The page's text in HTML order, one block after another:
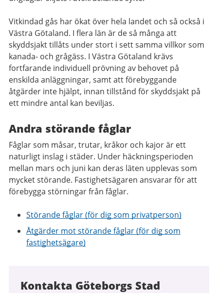
Vitkindad gås har ökat över hela landet och så också i
Västra Götaland. I flera län är de så många att
skyddsjakt tillåts under stort i sett samma villkor som
kanada- och grågäss. I Västra Götaland krävs
fortfarande individuell prövning av behovet på
enskilda anläggningar, samt att förebyggande
åtgärder inte hjälpt, innan tillstånd för skyddsjakt på
ett mindre antal kan beviljas.
Andra störande fåglar
Fåglar som måsar, trutar, kråkor och kajor är ett
naturligt inslag i städer. Under häckningsperioden
mellan mars och juni kan deras läten upplevas som
mycket störande. Fastighetsägaren ansvarar för att
förebygga störningar från fåglar.
Störande fåglar (för dig som privatperson)
Åtgärder mot störande fåglar (för dig som
fastighetsägare)
Kontakta Göteborgs Stad